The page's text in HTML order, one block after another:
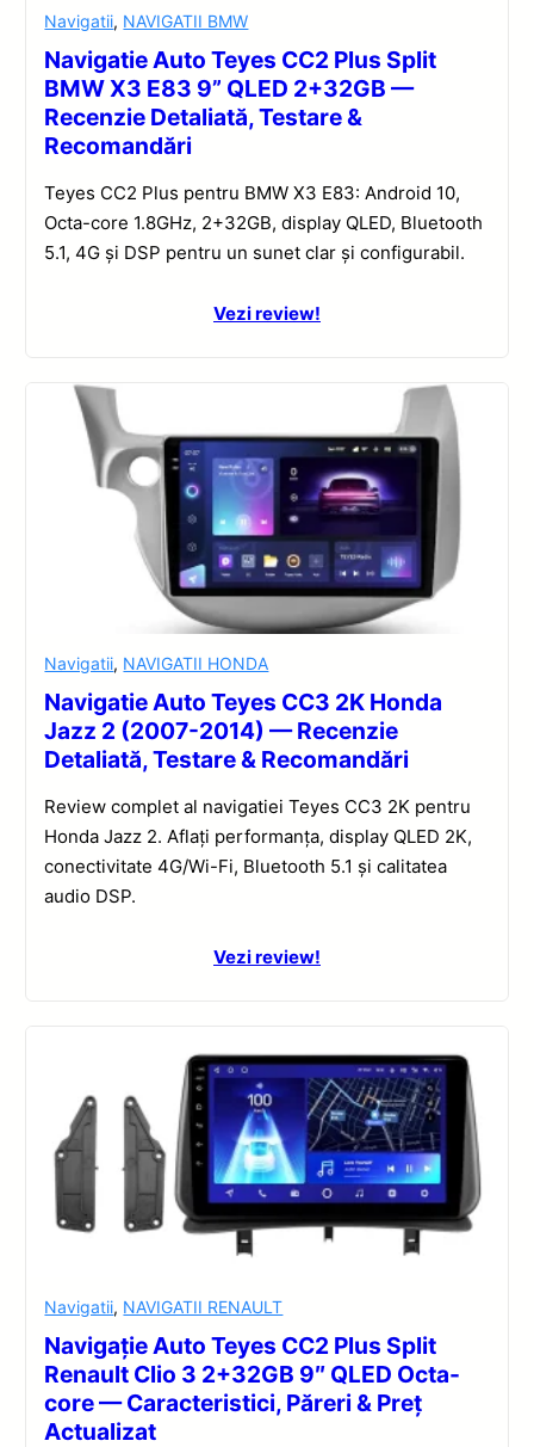
Navigatii, NAVIGATII BMW
Navigatie Auto Teyes CC2 Plus Split
BMW X3 E83 9” QLED 2+32GB —
Recenzie Detaliată, Testare &
Recomandări
Teyes CC2 Plus pentru BMW X3 E83: Android 10,
Octa-core 1.8GHz, 2+32GB, display QLED, Bluetooth
5.1, 4G și DSP pentru un sunet clar și configurabil.
Vezi review!
Navigatii, NAVIGATII HONDA
Navigatie Auto Teyes CC3 2K Honda
Jazz 2 (2007-2014) — Recenzie
Detaliată, Testare & Recomandări
Review complet al navigatiei Teyes CC3 2K pentru
Honda Jazz 2. Aflați performanța, display QLED 2K,
conectivitate 4G/Wi-Fi, Bluetooth 5.1 și calitatea
audio DSP.
Vezi review!
Navigatii, NAVIGATII RENAULT
Navigație Auto Teyes CC2 Plus Split
Renault Clio 3 2+32GB 9″ QLED Octa-
core — Caracteristici, Păreri & Preț
Actualizat